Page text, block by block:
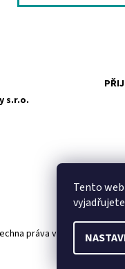
s.r.o.
práva vyhrazena
Tento